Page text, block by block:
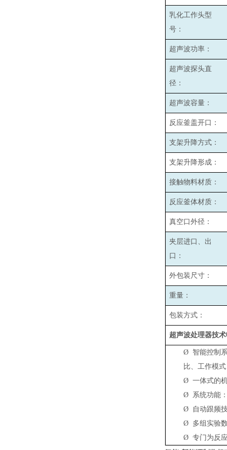
乳化工作头型
号：
超声波功率：
超声波探头直
径：
超声波容量：
反应釜盖开口：
支架升降方式：
支架升降形成：
接触物料材质：
反应釜体材质：
真空口外径：
夹层进口、出
口：
外包装尺寸：
重量：
包装方式：
超声波处理器技
Ø 智能控制
比、工作模
Ø 一体式的
Ø 系统功能
Ø
自动跟频
Ø 多组实验
Ø 专门为反